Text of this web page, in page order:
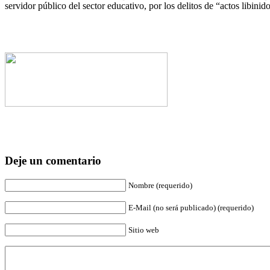
servidor público del sector educativo, por los delitos de “actos
Deje un comentario
Nombre (requerido)
E-Mail (no será publicado) (requerido)
Sitio web